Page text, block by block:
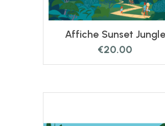
Affiche Sunset Jungle
€20.00